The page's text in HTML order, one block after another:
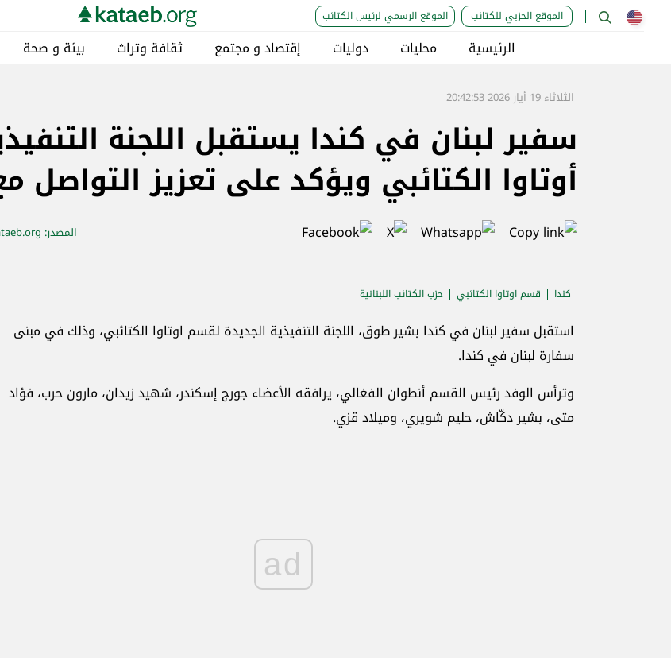
الموقع الحزبي للكتائب الموقع الرسمي لرئيس الكتائب
الرئيسية محليات دوليات إقتصاد و مجتمع ثقافة وتراث بيئة و صحة
الثلاثاء 19 أيار 2026 20:42:53
سفير لبنان في كندا يستقبل اللجنة
أوتاوا الكتائبي ويؤكد على تعزيز التواصل
المصدر: Kataeb.org
كندا قسم اوتاوا الكتائبي حزب الكتائب اللبنانية
استقبل سفير لبنان في كندا بشير طوق، اللجنة التنفيذية الجديدة لقسم اوتاوا الكتائبي، وذلك في مبنى
سفارة لبنان في كندا.
وترأس الوفد رئيس القسم أنطوان الفغالي، يرافقه الأعضاء جورج إسكندر، شهيد زيدان، مارون حرب، فؤاد
متى، بشير دكّاش، حليم شويري، وميلاد قزي.
ad